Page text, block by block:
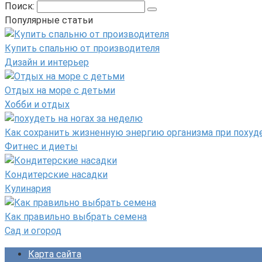
Поиск:
Популярные статьи
Купить спальню от производителя
Дизайн и интерьер
Отдых на море с детьми
Хобби и отдых
Как сохранить жизненную энергию организма при
Фитнес и диеты
Кондитерские насадки
Кулинария
Как правильно выбрать семена
Сад и огород
Карта сайта